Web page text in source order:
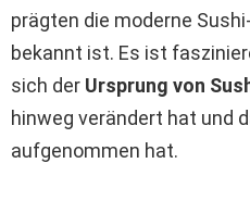
prägten die moderne
bekannt ist. Es ist
sich der Ursprung von
hinweg verändert hat und
aufgenommen hat.